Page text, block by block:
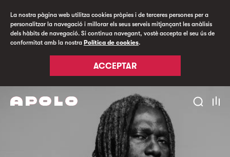
La nostra pàgina web utilitza cookies pròpies i de terceres persones per a
personalitzar la navegació i millorar els seus serveis mitjançant les anàlisis
dels hàbits de navegació. Si continua navegant, vostè accepta el seu ús de
conformitat amb la nostra Política de cookies.
ACCEPTAR